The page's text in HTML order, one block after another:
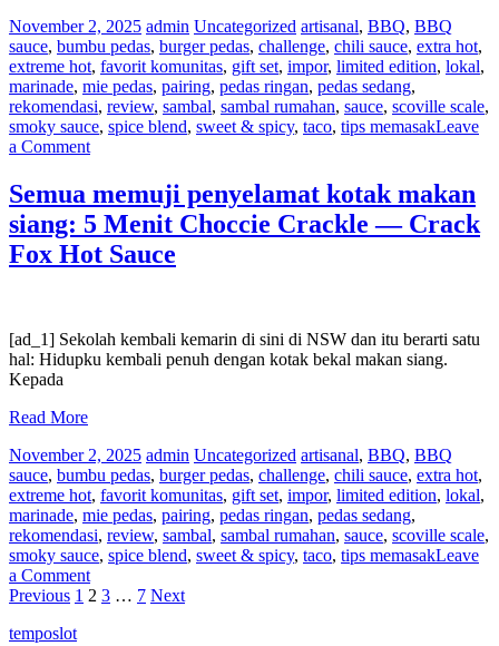
November 2, 2025 admin Uncategorized artisanal, BBQ, BBQ
sauce, bumbu pedas, burger pedas, challenge, chili sauce, extra hot,
extreme hot, favorit komunitas, gift set, impor, limited edition, lokal,
marinade, mie pedas, pairing, pedas ringan, pedas sedang,
rekomendasi, review, sambal, sambal rumahan, sauce, scoville scale,
smoky sauce, spice blend, sweet & spicy, taco, tips memasakLeave
a Commenton
Bit
Ooray
—
Saus
Semua memuji penyelamat kotak makan
siang: 5 Menit Choccie Crackle — Crack
Fox Hot Sauce
[ad_1] Sekolah kembali kemarin di sini di NSW dan itu berarti satu
hal: Hidupku kembali penuh dengan kotak bekal makan siang.
Kepada
Read More
November 2, 2025 admin Uncategorized artisanal, BBQ, BBQ
sauce, bumbu pedas, burger pedas, challenge, chili sauce, extra hot,
extreme hot, favorit komunitas, gift set, impor, limited edition, lokal,
marinade, mie pedas, pairing, pedas ringan, pedas sedang,
rekomendasi, review, sambal, sambal rumahan, sauce, scoville scale,
smoky sauce, spice blend, sweet & spicy, taco, tips memasakLeave
a Commenton
Semua
Posts
pagination
Previous 1 2 3 … 7 Next
temposlot